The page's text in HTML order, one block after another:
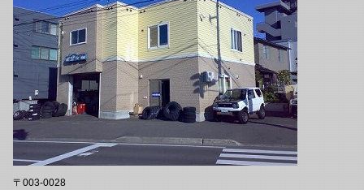
〒003-0028